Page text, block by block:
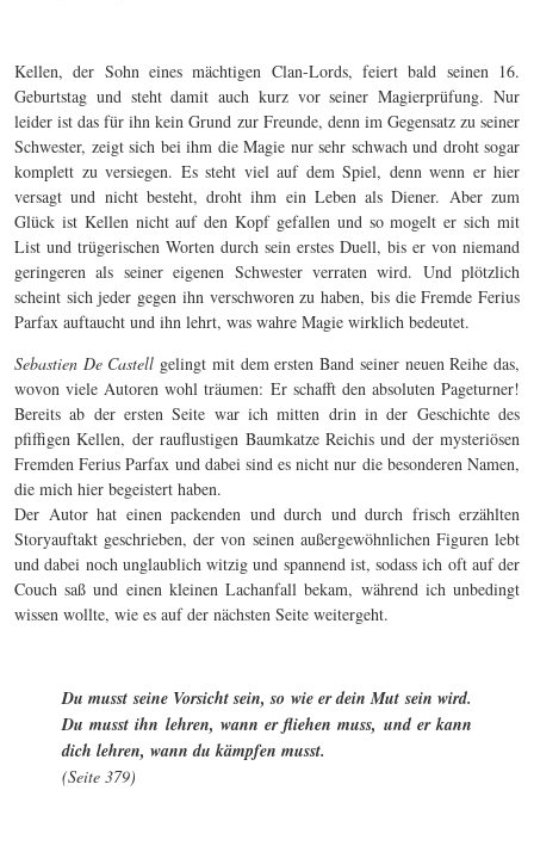
Kellen, der Sohn eines mächtigen Clan-Lords, feiert bald seinen 16.
Geburtstag und steht damit auch kurz vor seiner Magierprüfung. Nur
leider ist das für ihn kein Grund zur Freunde, denn im Gegensatz zu seiner
Schwester, zeigt sich bei ihm die Magie nur sehr schwach und droht sogar
komplett zu versiegen. Es steht viel auf dem Spiel, denn wenn er hier
versagt und nicht besteht, droht ihm ein Leben als Diener. Aber zum
Glück ist Kellen nicht auf den Kopf gefallen und so mogelt er sich mit
List und trügerischen Worten durch sein erstes Duell, bis er von niemand
geringeren als seiner eigenen Schwester verraten wird. Und plötzlich
scheint sich jeder gegen ihn verschworen zu haben, bis die Fremde Ferius
Parfax auftaucht und ihn lehrt, was wahre Magie wirklich bedeutet.
Sebastien De Castell gelingt mit dem ersten Band seiner neuen Reihe das,
wovon viele Autoren wohl träumen: Er schafft den absoluten Pageturner!
Bereits ab der ersten Seite war ich mitten drin in der Geschichte des
pfiffigen Kellen, der rauflustigen Baumkatze Reichis und der mysteriösen
Fremden Ferius Parfax und dabei sind es nicht nur die besonderen Namen,
die mich hier begeistert haben.
Der Autor hat einen packenden und durch und durch frisch erzählten
Storyauftakt geschrieben, der von seinen außergewöhnlichen Figuren lebt
und dabei noch unglaublich witzig und spannend ist, sodass ich oft auf der
Couch saß und einen kleinen Lachanfall bekam, während ich unbedingt
wissen wollte, wie es auf der nächsten Seite weitergeht.
Du musst seine Vorsicht sein, so wie er dein Mut sein wird.
Du musst ihn lehren, wann er fliehen muss, und er kann
dich lehren, wann du kämpfen musst.
(Seite 379)